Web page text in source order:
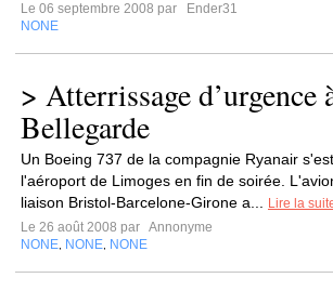
Le 06 septembre 2008 par
Ender31
NONE
> Atterrissage d’urgence
Bellegarde
Un Boeing 737 de la compagnie Ryanair
l'aéroport de Limoges en fin de soirée.
liaison Bristol-Barcelone-Girone a...
Lire la
Le 26 août 2008 par Annonyme
NONE NONE NONE